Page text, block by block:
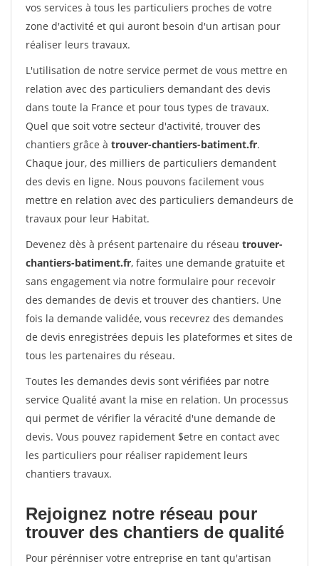
vos services à tous les particuliers proches de votre
zone d'activité et qui auront besoin d'un artisan pour
réaliser leurs travaux.
L'utilisation de notre service permet de vous mettre en
relation avec des particuliers demandant des devis
dans toute la France et pour tous types de travaux.
Quel que soit votre secteur d'activité, trouver des
chantiers grâce à trouver-chantiers-batiment.fr.
Chaque jour, des milliers de particuliers demandent
des devis en ligne. Nous pouvons facilement vous
mettre en relation avec des particuliers demandeurs de
travaux pour leur Habitat.
Devenez dès à présent partenaire du réseau trouver-
chantiers-batiment.fr, faites une demande gratuite et
sans engagement via notre formulaire pour recevoir
des demandes de devis et trouver des chantiers. Une
fois la demande validée, vous recevrez des demandes
de devis enregistrées depuis les plateformes et sites de
tous les partenaires du réseau.
Toutes les demandes devis sont vérifiées par notre
service Qualité avant la mise en relation. Un processus
qui permet de vérifier la véracité d'une demande de
devis. Vous pouvez rapidement $etre en contact avec
les particuliers pour réaliser rapidement leurs
chantiers travaux.
Rejoignez notre réseau pour
trouver des chantiers de qualité
Pour pérénniser votre entreprise en tant qu'artisan